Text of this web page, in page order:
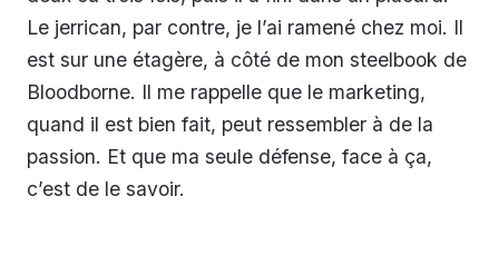
Le jerrican, par contre, je l’ai ramené chez moi. Il
est sur une étagère, à côté de mon steelbook de
Bloodborne. Il me rappelle que le marketing,
quand il est bien fait, peut ressembler à de la
passion. Et que ma seule défense, face à ça,
c’est de le savoir.